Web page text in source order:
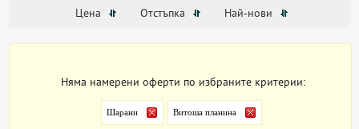
Цена Отстъпка Най-нови
Няма намерени оферти по избраните критерии:
Шарани Витоша планина